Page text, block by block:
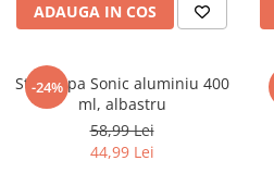
ADAUGA IN COS
-24%
Sticla apa Sonic aluminiu 400
ml, albastru
58,99 Lei
44,99 Lei